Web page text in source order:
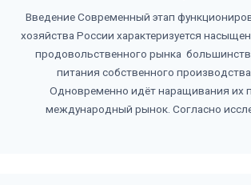
Введение Современный этап
хозяйства России характеризуется
продовольственного рынка
питания собственного производства
Одновременно идёт наращивания их
международный рынок. Согласно